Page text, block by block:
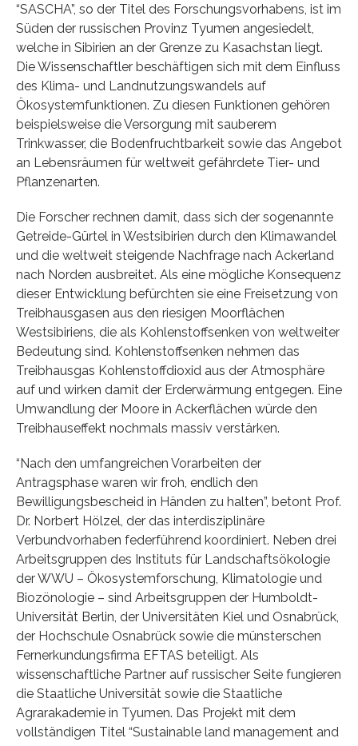
“SASCHA”, so der Titel des Forschungsvorhabens, ist im
Süden der russischen Provinz Tyumen angesiedelt,
welche in Sibirien an der Grenze zu Kasachstan liegt.
Die Wissenschaftler beschäftigen sich mit dem Einfluss
des Klima- und Landnutzungswandels auf
Ökosystemfunktionen. Zu diesen Funktionen gehören
beispielsweise die Versorgung mit sauberem
Trinkwasser, die Bodenfruchtbarkeit sowie das Angebot
an Lebensräumen für weltweit gefährdete Tier- und
Pflanzenarten.
Die Forscher rechnen damit, dass sich der sogenannte
Getreide-Gürtel in Westsibirien durch den Klimawandel
und die weltweit steigende Nachfrage nach Ackerland
nach Norden ausbreitet. Als eine mögliche Konsequenz
dieser Entwicklung befürchten sie eine Freisetzung von
Treibhausgasen aus den riesigen Moorflächen
Westsibiriens, die als Kohlenstoffsenken von weltweiter
Bedeutung sind. Kohlenstoffsenken nehmen das
Treibhausgas Kohlenstoffdioxid aus der Atmosphäre
auf und wirken damit der Erderwärmung entgegen. Eine
Umwandlung der Moore in Ackerflächen würde den
Treibhauseffekt nochmals massiv verstärken.
“Nach den umfangreichen Vorarbeiten der
Antragsphase waren wir froh, endlich den
Bewilligungsbescheid in Händen zu halten”, betont Prof.
Dr. Norbert Hölzel, der das interdisziplinäre
Verbundvorhaben federführend koordiniert. Neben drei
Arbeitsgruppen des Instituts für Landschaftsökologie
der WWU – Ökosystemforschung, Klimatologie und
Biozönologie – sind Arbeitsgruppen der Humboldt-
Universität Berlin, der Universitäten Kiel und Osnabrück,
der Hochschule Osnabrück sowie die münsterschen
Fernerkundungsfirma EFTAS beteiligt. Als
wissenschaftliche Partner auf russischer Seite fungieren
die Staatliche Universität sowie die Staatliche
Agrarakademie in Tyumen. Das Projekt mit dem
vollständigen Titel “Sustainable land management and